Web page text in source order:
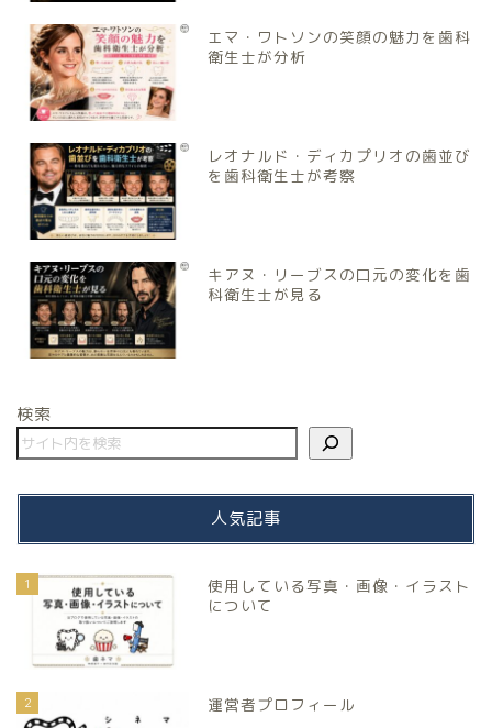
エマ・ワトソンの笑顔の魅力を歯科
衛生士が分析
レオナルド・ディカプリオの歯並び
を歯科衛生士が考察
キアヌ・リーブスの口元の変化を歯
科衛生士が見る
検索
人気記事
1
使用している写真・画像・イラスト
について
2 運営者プロフィール